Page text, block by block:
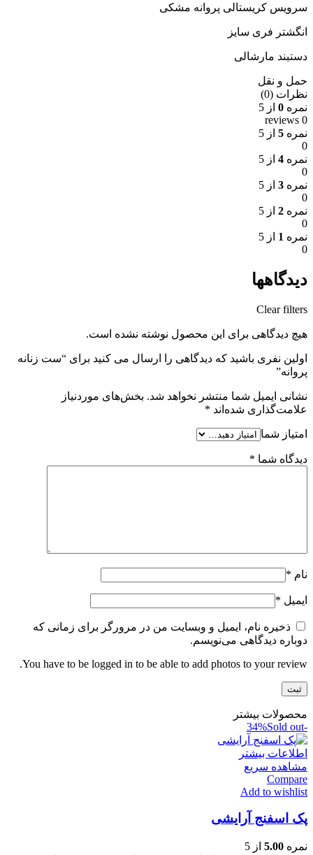
سرویس کریستالی پروانه مشکی
انگشتر فری سایز
دستبند مارشالی
حمل و نقل
نظرات (0)
نمره 0 از 5
0 reviews
نمره 5 از 5
0
نمره 4 از 5
0
نمره 3 از 5
0
نمره 2 از 5
0
نمره 1 از 5
0
دیدگاهها
Clear filters
هیچ دیدگاهی برای این محصول نوشته نشده است.
اولین نفری باشید که دیدگاهی را ارسال می کنید برای “ست زنانه
پروانه”
نشانی ایمیل شما منتشر نخواهد شد. بخش‌های موردنیاز
علامت‌گذاری شده‌اند *
امتیاز شما
دیدگاه شما *
نام *
ایمیل *
ذخیره نام، ایمیل و وبسایت من در مرورگر برای زمانی که
دوباره دیدگاهی می‌نویسم.
You have to be logged in to be able to add photos to your review.
محصولات بیشتر
-34%
Sold out
اطلاعات بیشتر
مشاهده سریع
Compare
Add to wishlist
پک اسفنج آرایشی
نمره 5.00 از 5